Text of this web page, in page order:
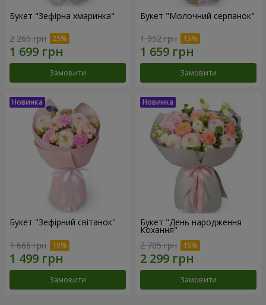
Букет "Зефірна хмаринка"
2 265 грн
Замовити
Букет "Молочний серпанок"
1 952 грн
Замовити
Букет "Зефірний світанок"
1 666 грн
Замовити
Букет "День народження
Кохання"
2 705 грн
Замовити